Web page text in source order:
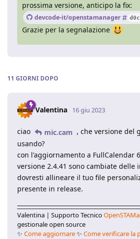
prossima versione, anticipo la fix:
devcode-it/openstamanager
Grazie per la segnalazione
11 GIORNI DOPO
Valentina 16 giu 2023
ciao mic.cam , che versione del
usando?
con l'aggiornamento a FullCalendar
versione 2.4.41 sono cambiate delle
dovresti allineare il tuo file
presente in release.
Valentina | Supporto Tecnico
gestionale open source
✨ Come aggiornare✨ Come verificare la